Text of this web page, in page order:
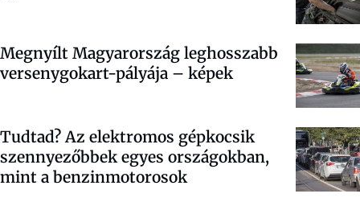
Megnyílt Magyarország leghosszabb
versenygokart-pályája – képek
Tudtad? Az elektromos gépkocsik
szennyezőbbek egyes országokban,
mint a benzinmotorosok